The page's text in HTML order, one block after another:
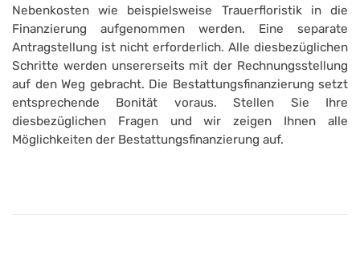
Nebenkosten wie beispielsweise Trauerfloristik in die
Finanzierung aufgenommen werden. Eine separate
Antragstellung ist nicht erforderlich. Alle diesbezüglichen
Schritte werden unsererseits mit der Rechnungsstellung
auf den Weg gebracht. Die Bestattungsfinanzierung setzt
entsprechende Bonität voraus. Stellen Sie Ihre
diesbezüglichen Fragen und wir zeigen Ihnen alle
Möglichkeiten der Bestattungsfinanzierung auf.